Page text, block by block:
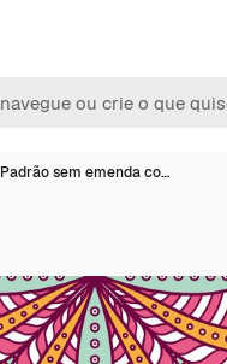
Padrão sem emenda co…